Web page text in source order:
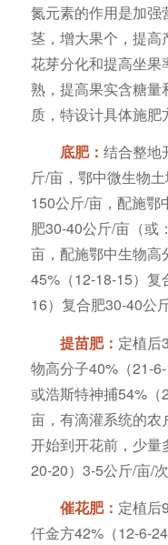
氮元素的作用是加强
茎，增大果个，提
花芽分化和提高坐
熟，提高果实含糖
质，特设计具体施肥
底肥： 结合整地
斤/亩，鄂中微生物
150公斤/亩，配施鄂
肥30-40公斤/亩（或
亩，配施鄂中生物高
45%（12-18-15）复
16）复合肥30-40公
提苗肥： 定植后
物高分子40%（21-
或浩斯特神捕54%（
亩，有滴灌系统的农
开始到开花前，少量
20-20）3-5公斤/亩/
催花肥： 定植后
仟金方42%（12-6-